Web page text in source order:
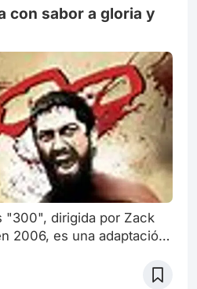
y le ha dado
ac
con sabor a gloria y
"300", dirigida por Zack
2006, es una adaptación
cual representa la